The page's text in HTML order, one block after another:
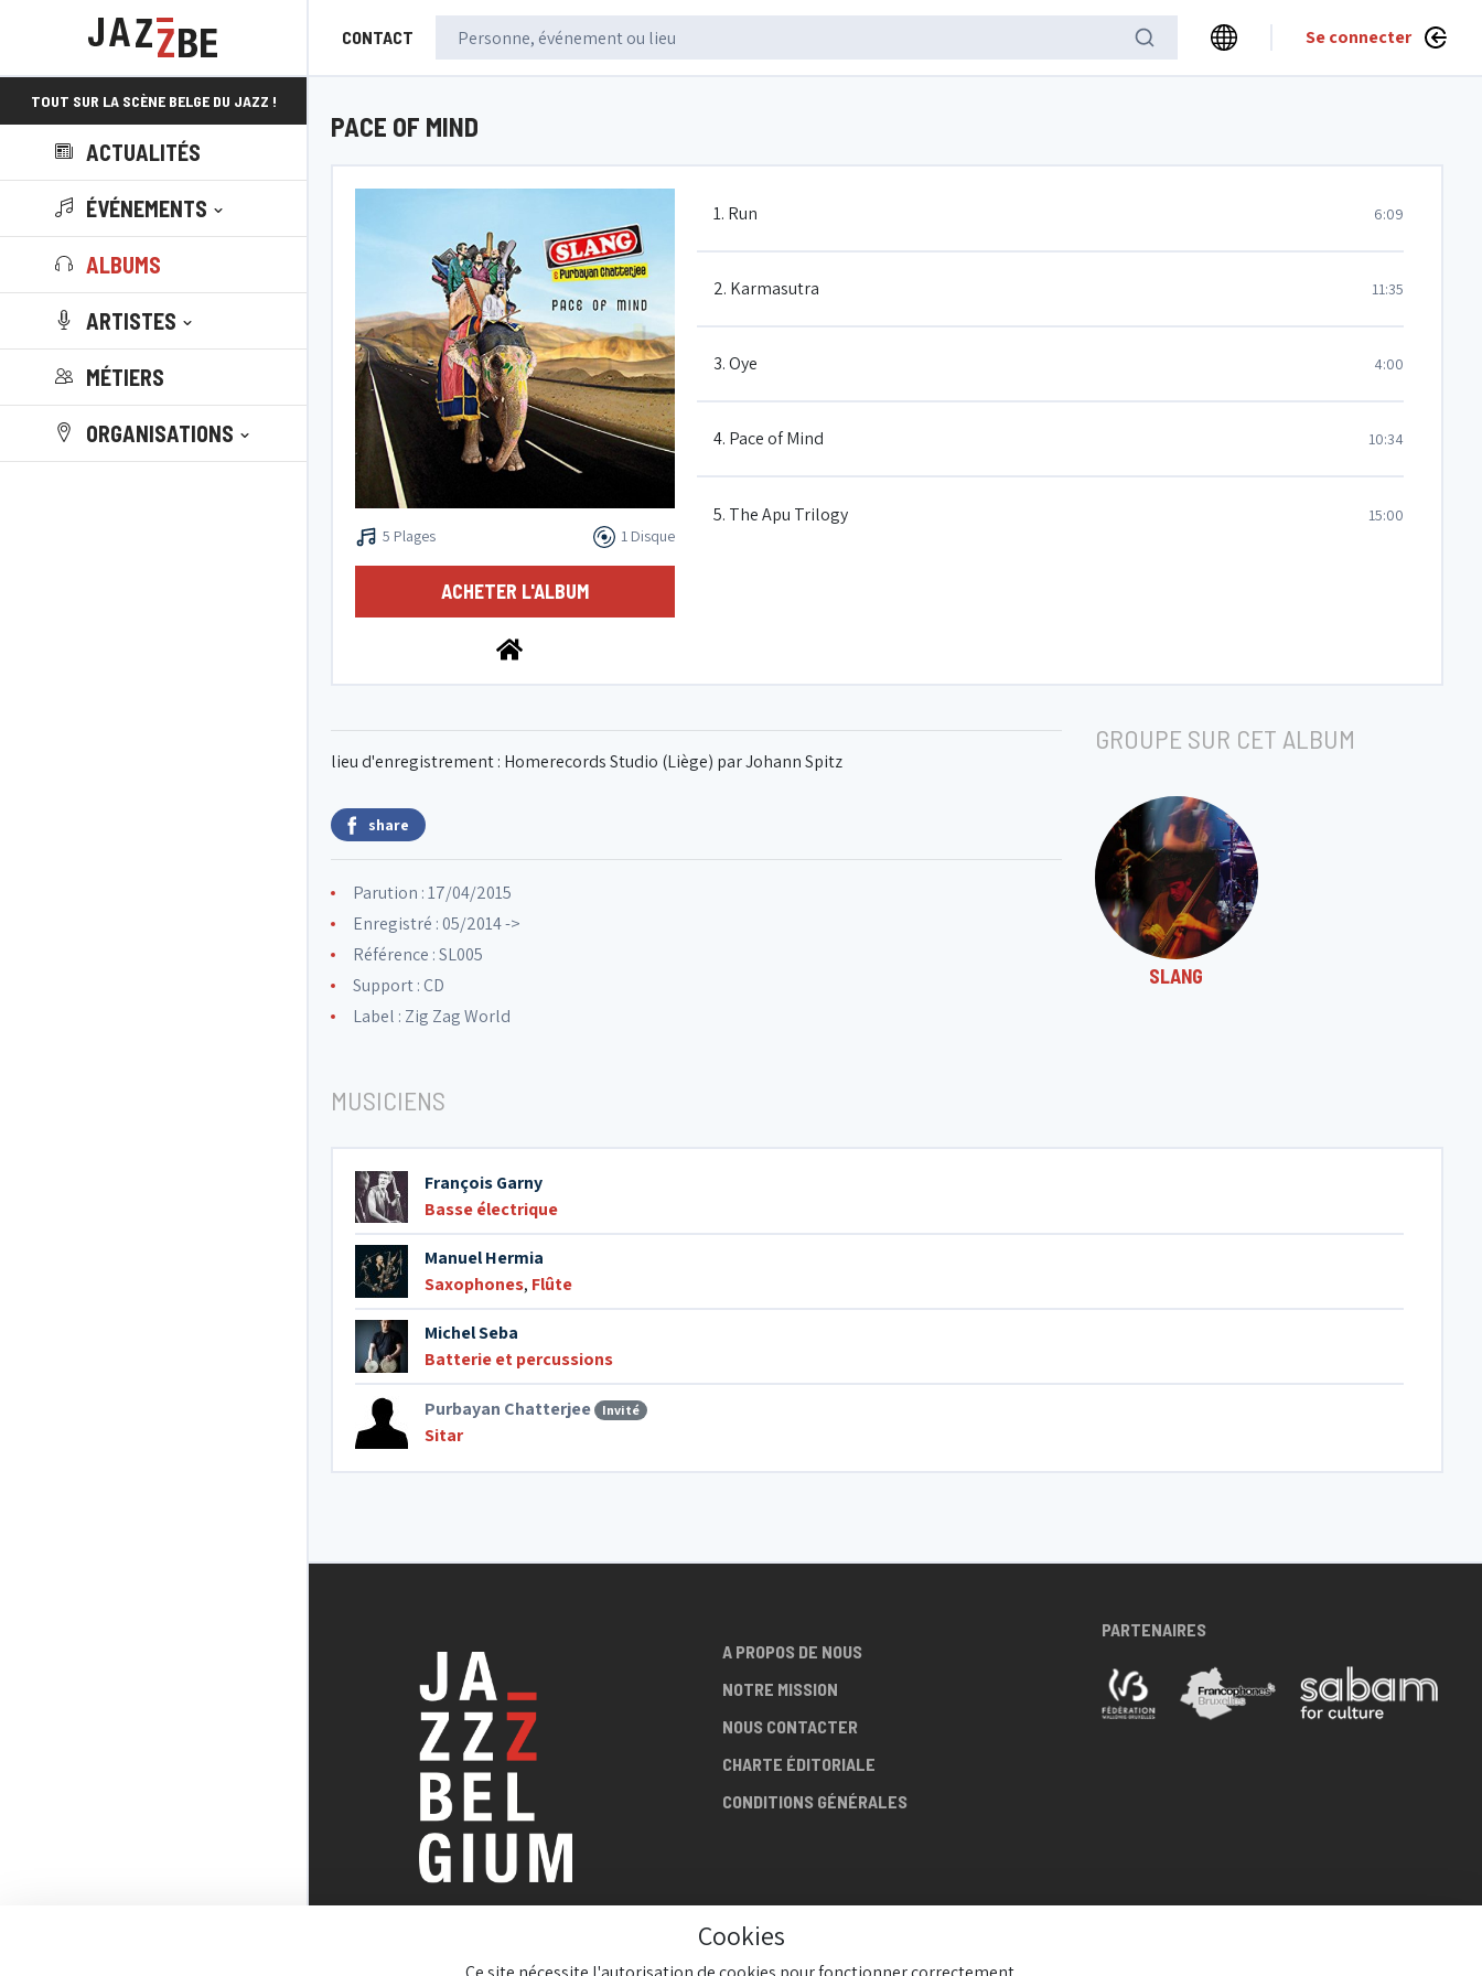
CONTACT Se connecter
TOUT SUR LA SCÈNE BELGE DU JAZZ !
ACTUALITÉS
ÉVÉNEMENTS
ALBUMS
ARTISTES
MÉTIERS
ORGANISATIONS
PACE OF MIND
5 Plages 1 Disque
ACHETER L'ALBUM
1. Run 6:09
2. Karmasutra 11:35
3. Oye 4:00
4. Pace of Mind 10:34
5. The Apu Trilogy 15:00
lieu d'enregistrement : Homerecords Studio (Liège) par Johann Spitz
share
Parution : 17/04/2015
Enregistré : 05/2014 ->
Référence : SL005
Support : CD
Label : Zig Zag World
GROUPE SUR CET ALBUM
SLANG
MUSICIENS
François Garny
Basse électrique
Manuel Hermia
Saxophones, Flûte
Michel Seba
Batterie et percussions
Purbayan Chatterjee Invité
Sitar
TOUT SUR LA SCÈNE
A PROPOS DE NOUS
NOTRE MISSION
NOUS CONTACTER
CHARTE ÉDITORIALE
CONDITIONS GÉNÉRALES
PARTENAIRES
Cookies